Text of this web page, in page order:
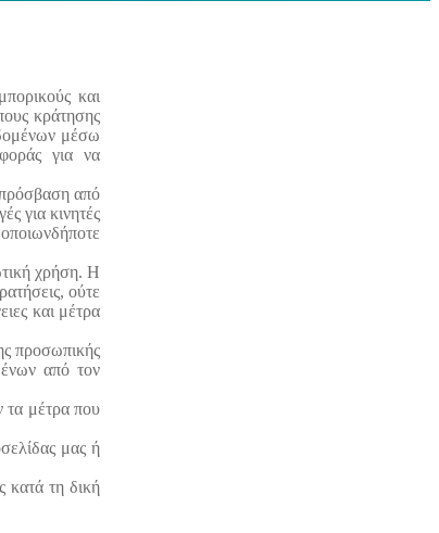
και
κράτησης
μέσω
για να
από
για κινητές
χρήση. Η
ούτε
και μέτρα
προσωπικής
από τον
τα μέτρα που
μας ή
κατά τη δική